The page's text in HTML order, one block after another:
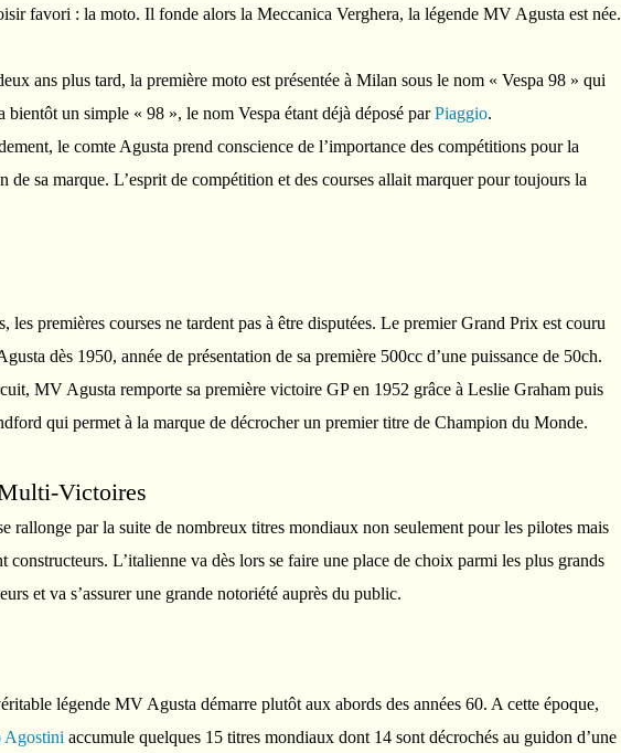
favori : la moto. Il fonde alors la Meccanica Verghera, la légende MV Agusta est née.
ans plus tard, la première moto est présentée à Milan sous le nom « Vespa 98 » qui
bientôt un simple « 98 », le nom Vespa étant déjà déposé parPiaggio.
le comte Agusta prend conscience de l’importance des compétitions pour la
de sa marque. L’esprit de compétition et des courses allait marquer pour toujours la
les premières courses ne tardent pas à être disputées. Le premier Grand Prix est couru
dès 1950, année de présentation de sa première 500cc d’une puissance de 50ch.
MV Agusta remporte sa première victoire GP en 1952 grâce à Leslie Graham puis
qui permet à la marque de décrocher un premier titre de Champion du Monde.
Victoires
rallonge par la suite de nombreux titres mondiaux non seulement pour les pilotes mais
constructeurs. L’italienne va dès lors se faire une place de choix parmi les plus grands
et va s’assurer une grande notoriété auprès du public.
légende MV Agusta démarre plutôt aux abords des années 60. A cette époque,
Agostini accumule quelques 15 titres mondiaux dont 14 sont décrochés au guidon d’une